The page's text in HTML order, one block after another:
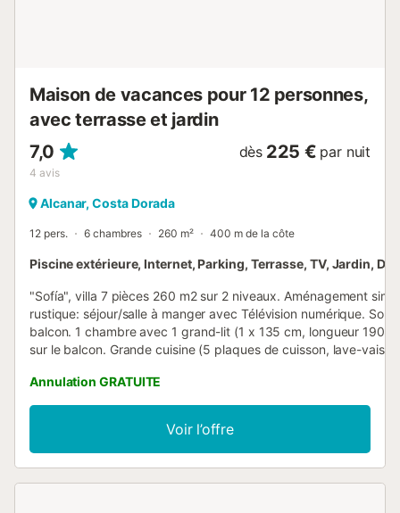
Maison de vacances pour 12 personnes,
avec terrasse et jardin
7,0
4 avis
dès 225 € par nuit
Alcanar, Costa Dorada
12 pers. 6 chambres 260 m² 400 m de la côte
Piscine extérieure, Internet, Parking, Terrasse, TV, Jardin,
"Sofía", villa 7 pièces 260 m2 sur 2 niveaux. Aménagement
rustique: séjour/salle à manger avec Télévision numérique.
balcon. 1 chambre avec 1 grand-lit (1 x 135 cm, longueur 190
sur le balcon. Grande cuisine (5 plaques de cuisson, lave-
repas. Douche/bidet/WC. Chauffe eau (100 litres). Pas de
l'étage supérieur: 1 chambre avec 2 lits (90 cm, longueur 190
chambre, sans armoire avec 1 grand-lit (1 x 135 cm, longueur
Sortie sur le balcon. 1 chambre avec 1 grand-lit (1 x 135 cm,
190 cm). Sortie sur le balcon. 1 chambre avec 2 lits (90 cm,
Annulation GRATUITE
Voir l’offre